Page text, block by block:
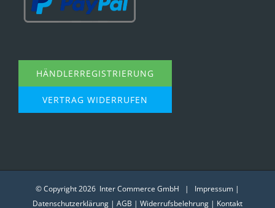
HÄNDLERREGISTRIERUNG
VERTRAG WIDERRUFEN
© Copyright2026 Inter Commerce GmbH | Impressum |
Datenschutzerklärung | AGB | Widerrufsbelehrung | Kontakt